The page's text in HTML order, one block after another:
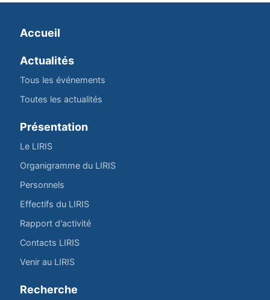
Accueil
Actualités
Tous les événements
Toutes les actualités
Présentation
Le LIRIS
Organigramme du LIRIS
Personnels
Effectifs du LIRIS
Rapport d'activité
Contacts LIRIS
Venir au LIRIS
Recherche